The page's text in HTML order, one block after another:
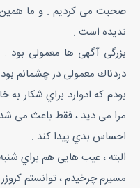
صحبت می کردیم . و ما
ندیده است .
بزرگی آگهی ها معمولی
دردناك معمولی در چشمانم
بودم که ادوارد براي شکار به
مرا می دید ، فقط باعث می
احساس بدي پیدا کند .
البته ، عیب هایی هم براي
مسیرم چرخیدم ، توانستم